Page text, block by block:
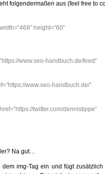
folgendermaßen aus (feel free to
height=“60″
www.seo-handbuch.de/feed“
www.seo-handbuch.de/“
twitter.com/dennistippe“
Na gut…
img-Tag ein und fügt zusätzlich